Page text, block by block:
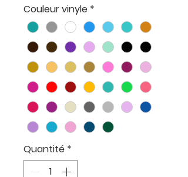
Couleur vinyle *
Quantité *